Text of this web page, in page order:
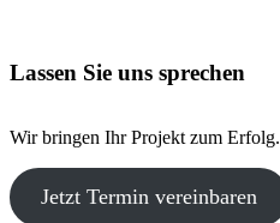
Lassen Sie uns sprechen
Wir bringen Ihr Projekt zum Erfolg.
Jetzt Termin vereinbaren